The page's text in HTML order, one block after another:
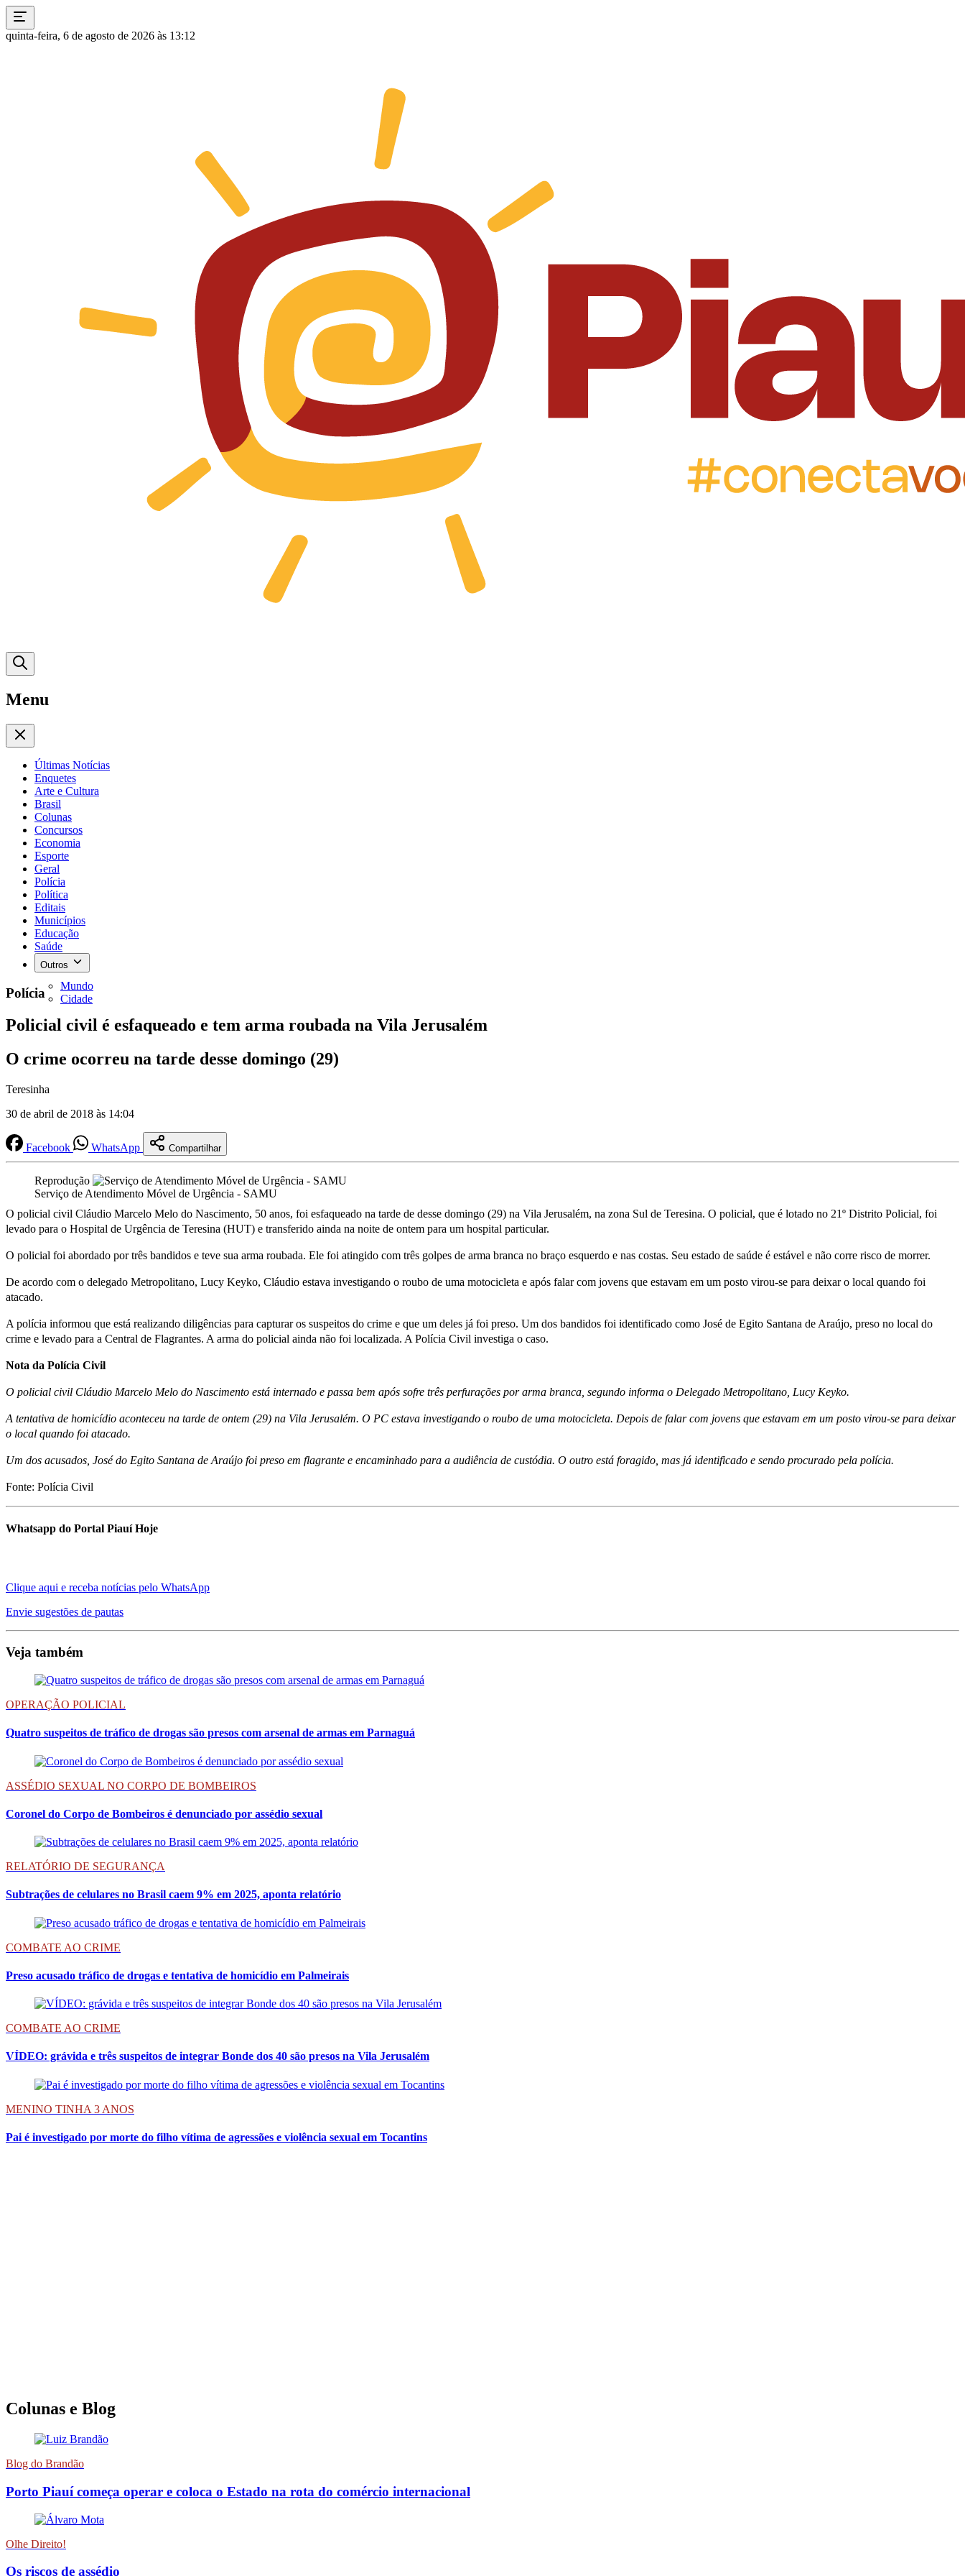
quinta-feira, 6 de agosto de 2026 às 13:12
Menu
Últimas Notícias
Enquetes
Arte e Cultura
Brasil
Colunas
Concursos
Economia
Esporte
Geral
Polícia
Política
Editais
Municípios
Educação
Saúde
Outros
Mundo
Cidade
Polícia
Policial civil é esfaqueado e tem arma roubada na Vila Jerusalém
O crime ocorreu na tarde desse domingo (29)
Teresinha
30 de abril de 2018 às 14:04
Facebook WhatsApp Compartilhar
Reprodução
Serviço de Atendimento Móvel de Urgência - SAMU
O policial civil Cláudio Marcelo Melo do Nascimento, 50 anos, foi esfaqueado na tarde de desse domingo (29) na Vila Jerusalém, na zona Sul de Teresina. O policial, que é lotado no 21º Distrito Policial, foi
levado para o Hospital de Urgência de Teresina (HUT) e transferido ainda na noite de ontem para um hospital particular.
O policial foi abordado por três bandidos e teve sua arma roubada. Ele foi atingido com três golpes de arma branca no braço esquerdo e nas costas. Seu estado de saúde é estável e não corre risco de morrer.
De acordo com o delegado Metropolitano, Lucy Keyko, Cláudio estava investigando o roubo de uma motocicleta e após falar com jovens que estavam em um posto virou-se para deixar o local quando foi
atacado.
A polícia informou que está realizando diligências para capturar os suspeitos do crime e que um deles já foi preso. Um dos bandidos foi identificado como José de Egito Santana de Araújo, preso no local do
crime e levado para a Central de Flagrantes. A arma do policial ainda não foi localizada. A Polícia Civil investiga o caso.
Nota da Polícia Civil
O policial civil Cláudio Marcelo Melo do Nascimento está internado e passa bem após sofre três perfurações por arma branca, segundo informa o Delegado Metropolitano, Lucy Keyko.
A tentativa de homicídio aconteceu na tarde de ontem (29) na Vila Jerusalém. O PC estava investigando o roubo de uma motocicleta. Depois de falar com jovens que estavam em um posto virou-se para deixar
o local quando foi atacado.
Um dos acusados, José do Egito Santana de Araújo foi preso em flagrante e encaminhado para a audiência de custódia. O outro está foragido, mas já identificado e sendo procurado pela polícia.
Fonte: Polícia Civil
Whatsapp do Portal Piauí Hoje
Clique aqui e receba notícias pelo WhatsApp
Envie sugestões de pautas
Veja também
OPERAÇÃO POLICIAL
Quatro suspeitos de tráfico de drogas são presos com arsenal de armas em Parnaguá
ASSÉDIO SEXUAL NO CORPO DE BOMBEIROS
Coronel do Corpo de Bombeiros é denunciado por assédio sexual
RELATÓRIO DE SEGURANÇA
Subtrações de celulares no Brasil caem 9% em 2025, aponta relatório
COMBATE AO CRIME
Preso acusado tráfico de drogas e tentativa de homicídio em Palmeirais
COMBATE AO CRIME
VÍDEO: grávida e três suspeitos de integrar Bonde dos 40 são presos na Vila Jerusalém
MENINO TINHA 3 ANOS
Pai é investigado por morte do filho vítima de agressões e violência sexual em Tocantins
Colunas e Blog
Blog do Brandão
Porto Piauí começa operar e coloca o Estado na rota do comércio internacional
Olhe Direito!
Os riscos de assédio